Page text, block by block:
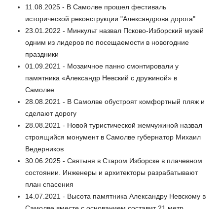
11.08.2025 - В Самолве прошел фестиваль
исторической реконструкции "Александрова дорога"
23.01.2022 - Минкульт назвал Псково-Изборский музей
одним из лидеров по посещаемости в новогодние
праздники
01.09.2021 - Мозаичное панно смонтировали у
памятника «Александр Невский с дружиной» в
Самолве
28.08.2021 - В Самолве обустроят комфортный пляж и
сделают дорогу
28.08.2021 - Новой туристической жемчужиной назвал
строящийся монумент в Самолве губернатор Михаил
Ведерников
30.06.2025 - Святыня в Старом Изборске в плачевном
состоянии. Инженеры и архитекторы разрабатывают
план спасения
14.07.2021 - Высота памятника Александру Невскому в